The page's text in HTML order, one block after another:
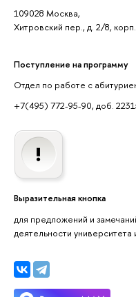
109028 Москва,
Хитровский пер., д. 2/8,
Поступление на программу
Отдел по работе с
+7(495) 772-95-90, доб.
Выразительная кнопка
для предложений и
деятельности